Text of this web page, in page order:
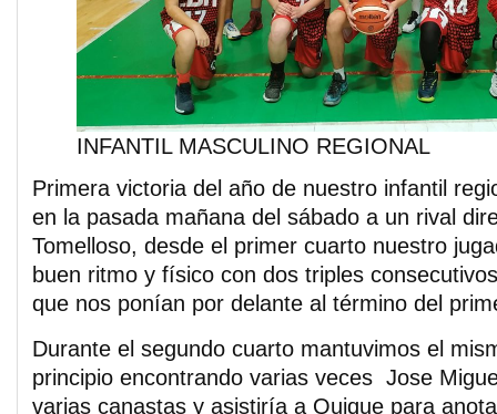
INFANTIL MASCULINO REGIONAL
Primera victoria del año de nuestro infantil
en la pasada mañana del sábado a un rival
Tomelloso, desde el primer cuarto nuestro
buen ritmo y físico con dos triples
que nos ponían por delante al término del
Durante el segundo cuarto mantuvimos el
principio encontrando varias veces Jose
varias canastas y asistiría a Quique para